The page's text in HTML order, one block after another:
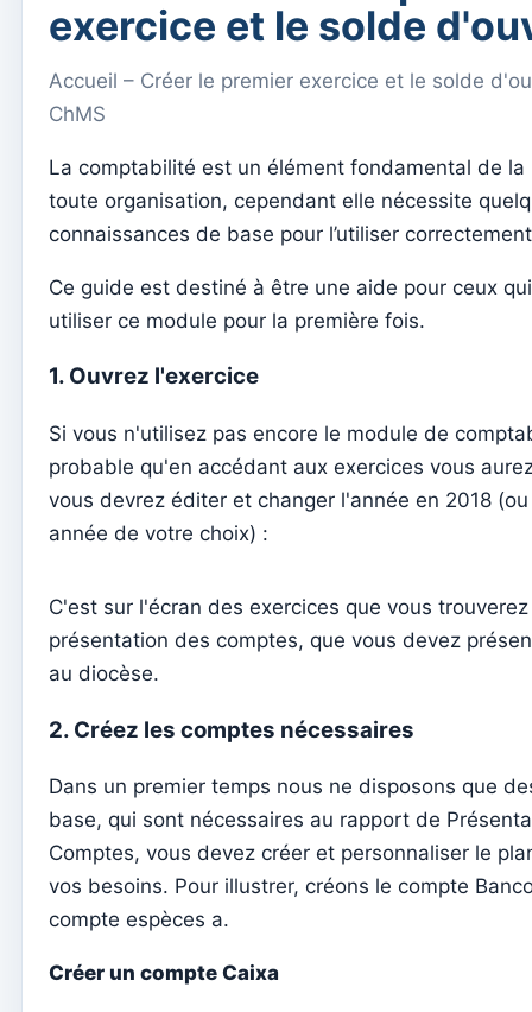
Tableau de bord
Curé de la paroisse
Changer le mot de passe
Changer de langue
se déconnecter
Configurer un compte SMTP pour envoyer des emails sur
Catequese
Formulaires d'inscription à la catéchèse
Documents individuels
Transferts
Séances
Rapports
Liste des groupes/recherche
Accès à Kyrios pour les catéchistes – comment se connecter
Arquivo
Agents pastoraux
Lecteurs
exercice et le solde
Accueil – Créer le premier exercice et le solde
ChMS
La comptabilité est un élément fondamental de
toute organisation, cependant elle nécessite
connaissances de base pour l’utiliser
Ce guide est destiné à être une aide pour ceux
utiliser ce module pour la première fois.
1. Ouvrez l'exercice
Si vous n'utilisez pas encore le module de
probable qu'en accédant aux exercices vous
vous devrez éditer et changer l'année en 2018
année de votre choix) :
C'est sur l'écran des exercices que vous
présentation des comptes, que vous devez
au diocèse.
2. Créez les comptes nécessaires
Dans un premier temps nous ne disposons que
base, qui sont nécessaires au rapport de
Comptes, vous devez créer et personnaliser le
vos besoins. Pour illustrer, créons le compte
compte espèces a.
Créer un compte Caixa